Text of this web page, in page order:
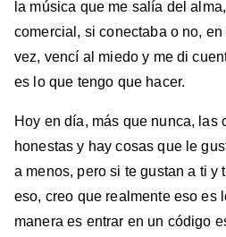
la música que me salía del
comercial, si conectaba o no,
vez, vencí al miedo y me di
es lo que tengo que hacer.
Hoy en día, más que nunca, las
honestas y hay cosas que le
a menos, pero si te gustan a ti y
eso, creo que realmente eso es
manera es entrar en un código